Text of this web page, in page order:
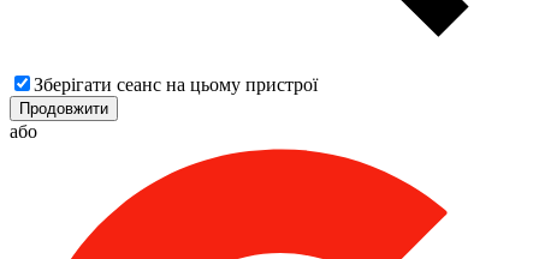
Зберігати сеанс на цьому пристрої
Продовжити
або